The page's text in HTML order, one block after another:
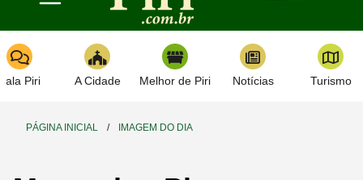
Toggle navigation
Piri A Cidade Melhor de Piri Notícias Turismo
PÁGINA INICIAL / IMAGEM DO DIA